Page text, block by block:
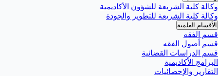
وكالة كلية الشريعة للشؤون الأكاديمية
وكالة كلية الشريعة للتطوير والجودة
الأقسام العلمية
قسم الفقه
قسم أصول الفقه
قسم الدراسات القضائية
البرامج الأكاديمية
التقارير والإحصائيات